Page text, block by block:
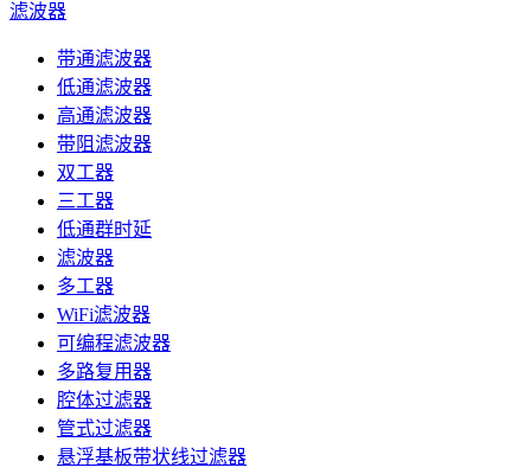
滤波器
带通滤波器
低通滤波器
高通滤波器
带阻滤波器
双工器
三工器
低通群时延
滤波器
多工器
WiFi滤波器
可编程滤波器
多路复用器
腔体过滤器
管式过滤器
悬浮基板带状线过滤器